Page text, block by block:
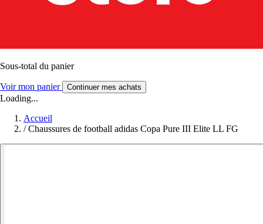
Sous-total du panier
Voir mon panier Continuer mes achats
Loading...
Accueil
/ Chaussures de football adidas Copa Pure III Elite LL FG